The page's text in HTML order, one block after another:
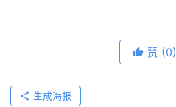
赞 (0)
生成海报